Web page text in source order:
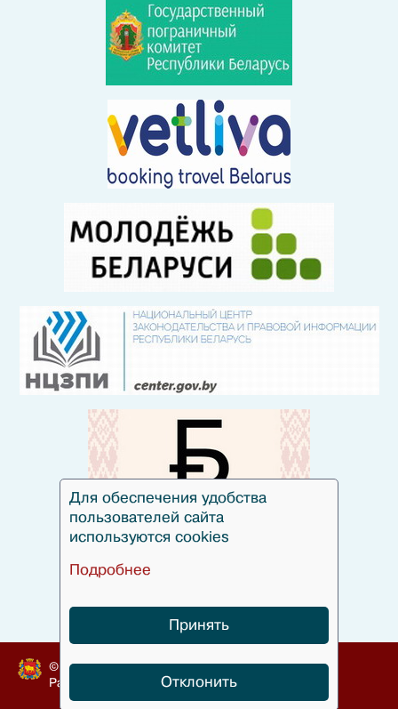
© Гродненский облисполком, 2010-2024
Разработка
БЕЛТА
Для обеспечения удобства
пользователей сайта
используются cookies
Подробнее
Принять
Отклонить